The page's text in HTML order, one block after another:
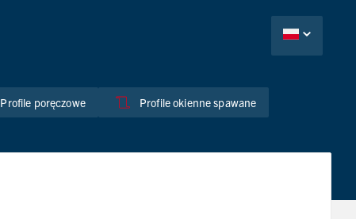
Profile poręczowe Profile okienne spawane